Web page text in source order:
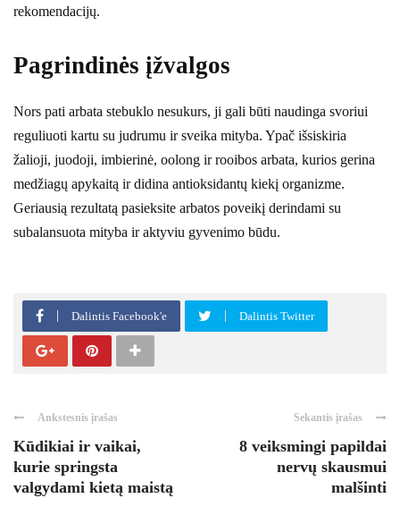
rekomendacijų.
Pagrindinės įžvalgos
Nors pati arbata stebuklo nesukurs, ji gali būti naudinga svoriui
reguliuoti kartu su judrumu ir sveika mityba. Ypač išsiskiria
žalioji, juodoji, imbierinė, oolong ir rooibos arbata, kurios gerina
medžiagų apykaitą ir didina antioksidantų kiekį organizme.
Geriausią rezultatą pasieksite arbatos poveikį derindami su
subalansuota mityba ir aktyviu gyvenimo būdu.
Dalintis Facebook'e Dalintis Twitter
Ankstesnis įrašas
Kūdikiai ir vaikai,
kurie springsta
valgydami kietą maistą
Sekantis įrašas
8 veiksmingi papildai
nervų skausmui
malšinti